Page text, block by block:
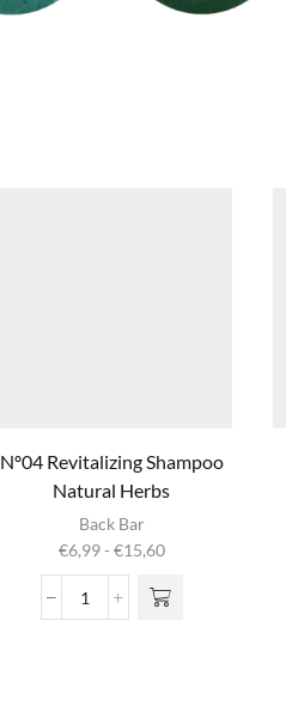
Nº04 Revitalizing Shampoo
Natural Herbs
Back Bar
€6,99- €15,60Prijsklasse:
tot
Nº04
heeft
meerdere
optie kan